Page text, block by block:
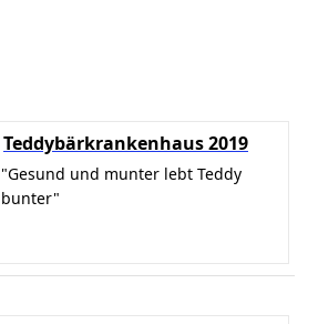
Teddybärkrankenhaus 2019
"Gesund und munter lebt Teddy
bunter"